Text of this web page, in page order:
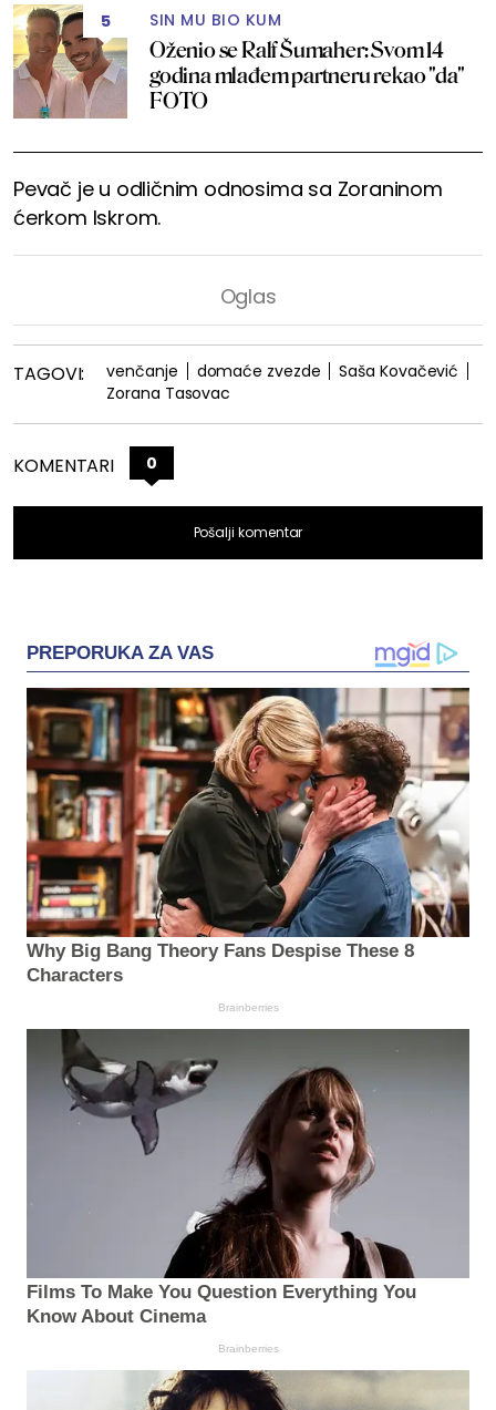
5 SIN MU BIO KUM
Oženio se Ralf Šumaher: Svom 14
godina mlađem partneru rekao "da"
FOTO
Pevač je u odličnim odnosima sa Zoraninom
ćerkom Iskrom.
TAGOVI: venčanje domaće zvezde
Saša Kovačević
Zorana Tasovac
KOMENTARI 0
Pošalji komentar
PREPORUKA ZA VAS
Why Big Bang Theory Fans Despise These 8
Characters
Brainberries
Films To Make You Question Everything You
Know About Cinema
Brainberries